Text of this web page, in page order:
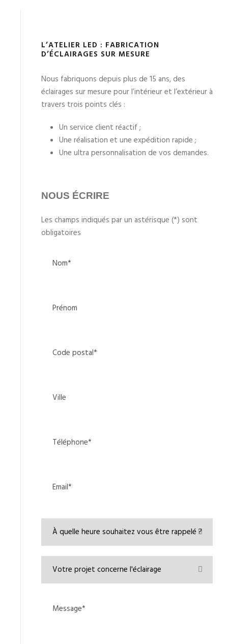
L’ATELIER LED : FABRICATION
D’ÉCLAIRAGES SUR MESURE
Nous fabriquons depuis plus de 15 ans, des
éclairages sur mesure pour l’intérieur et l’extérieur à
travers trois points clés :
Un service client réactif ;
Une réalisation et une expédition rapide ;
Une ultra personnalisation de vos demandes.
NOUS ÉCRIRE
Les champs indiqués par un astérisque (*) sont
obligatoires